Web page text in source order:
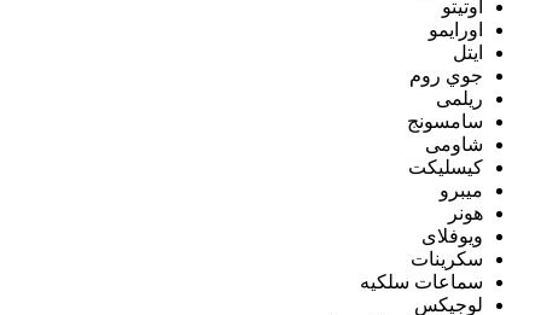
اوتيتو
اورايمو
ايتل
جوي روم
ريلمى
سامسونج
شاومى
كيسليكت
ميبرو
هونر
ويوفلاى
سكرينات
سماعات سلكيه
لوجيكس